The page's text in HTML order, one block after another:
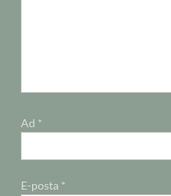
Ad *
E-posta *